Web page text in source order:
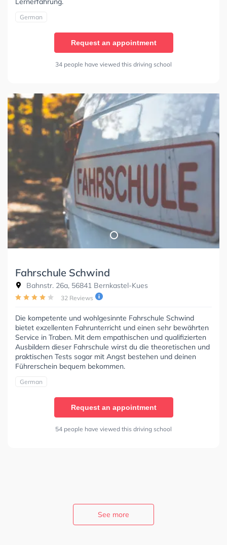
German
Request an appointment
34 people have viewed this driving school
Fahrschule Schwind
Bahnstr. 26a, 56841 Bernkastel-Kues
32 Reviews
Die kompetente und wohlgesinnte Fahrschule Schwind
bietet exzellenten Fahrunterricht und einen sehr bewährten
Service in Traben. Mit dem empathischen und qualifizierten
Ausbildern dieser Fahrschule wirst du die theoretischen und
praktischen Tests sogar mit Angst bestehen und deinen
Führerschein bequem bekommen.
German
Request an appointment
54 people have viewed this driving school
See more